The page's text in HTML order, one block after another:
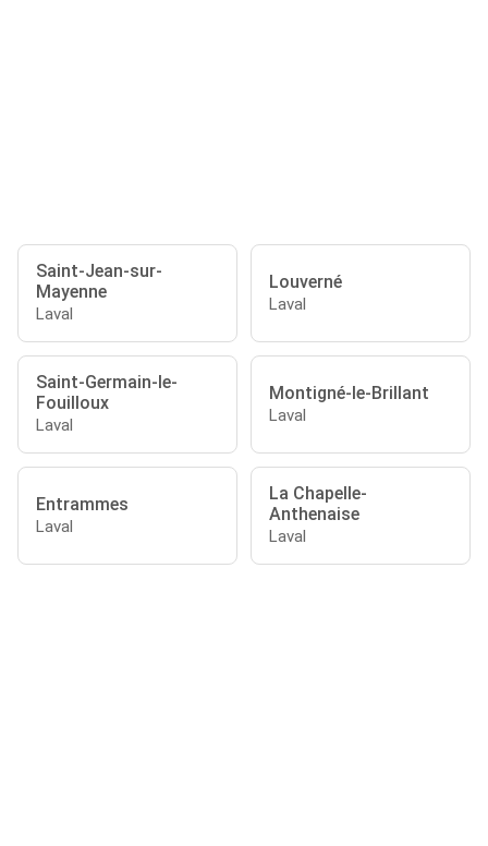
Saint-Jean-sur-
Mayenne
Laval
Louverné
Laval
Saint-Germain-le-
Fouilloux
Laval
Montigné-le-Brillant
Laval
Entrammes
Laval
La Chapelle-
Anthenaise
Laval